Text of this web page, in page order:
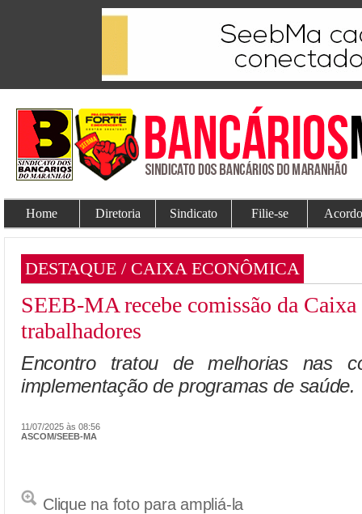
Home Diretoria Sindicato Filie-se
DESTAQUE / CAIXA ECONÔMICA
SEEB-MA recebe comissão da
trabalhadores
Encontro tratou de melhorias nas
implementação de programas de saúde.
11/07/2025 às 08:56
ASCOM/SEEB-MA
Clique na foto para ampliá-la